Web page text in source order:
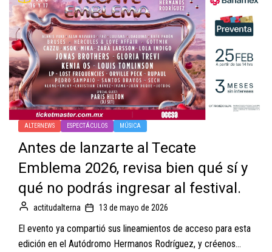
ALTERNEWS ESPECTÁCULOS MÚSICA
Antes de lanzarte al Tecate
Emblema 2026, revisa bien qué sí y
qué no podrás ingresar al festival.
actitudalterna 13 de mayo de 2026
El evento ya compartió sus lineamientos de acceso para esta
edición en el Autódromo Hermanos Rodríguez, y créenos…